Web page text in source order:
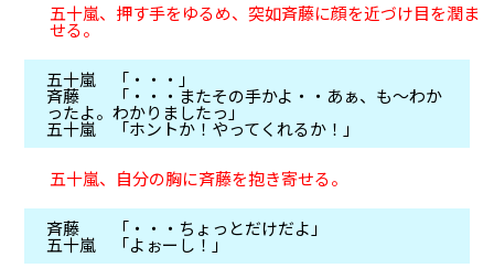
五十嵐、押す手をゆるめ、突如斉藤に顔を近づけ目を潤ま
せる。
五十嵐 「・・・」
斉藤 「・・・またその手かよ・・あぁ、も～わか
ったよ。わかりましたっ」
五十嵐 「ホントか！やってくれるか！」
五十嵐、自分の胸に斉藤を抱き寄せる。
斉藤 「・・・ちょっとだけだよ」
五十嵐 「よぉーし！」